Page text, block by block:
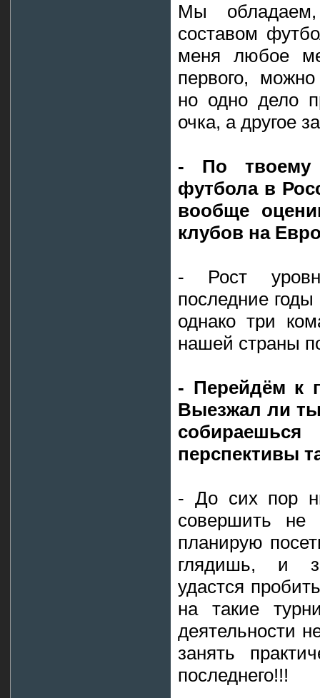
Мы
составом
меня любое
первого,
но одно дело
очка, а другое
- По твоему
футбола в
вообще
клубов на
- Рост
последние годы
однако три
нашей страны
- Перейдём к
Выезжал ли
перспективы
- До сих пор
совершить
планирую
глядишь, и
удастся
на такие
деятельности
занять
последнего!!!